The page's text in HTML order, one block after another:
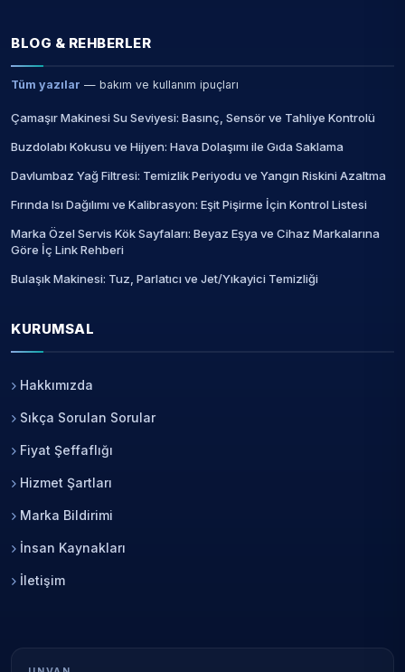
BLOG & REHBERLER
Tüm yazılar — bakım ve kullanım ipuçları
Çamaşır Makinesi Su Seviyesi: Basınç, Sensör ve Tahliye Kontrolü
Buzdolabı Kokusu ve Hijyen: Hava Dolaşımı ile Gıda Saklama
Davlumbaz Yağ Filtresi: Temizlik Periyodu ve Yangın Riskini Azaltma
Fırında Isı Dağılımı ve Kalibrasyon: Eşit Pişirme İçin Kontrol Listesi
Marka Özel Servis Kök Sayfaları: Beyaz Eşya ve Cihaz Markalarına
Göre İç Link Rehberi
Bulaşık Makinesi: Tuz, Parlatıcı ve Jet/Yıkayici Temizliği
KURUMSAL
Hakkımızda
Sıkça Sorulan Sorular
Fiyat Şeffaflığı
Hizmet Şartları
Marka Bildirimi
İnsan Kaynakları
İletişim